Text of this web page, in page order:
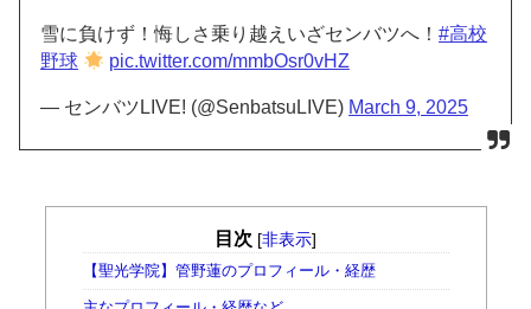
雪に負けず！悔しさ乗り越えいざセンバツへ！#高校
野球
pic.twitter.com/mmbOsr0vHZ
— センバツLIVE! (@SenbatsuLIVE) March 9, 2025
目次 [非表示]
【聖光学院】管野蓮のプロフィール・経歴